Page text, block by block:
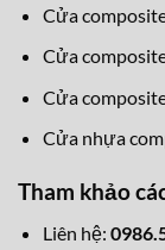
Cửa
Cửa
Cửa
Cửa nhựa
Tham khảo
Liên hệ: